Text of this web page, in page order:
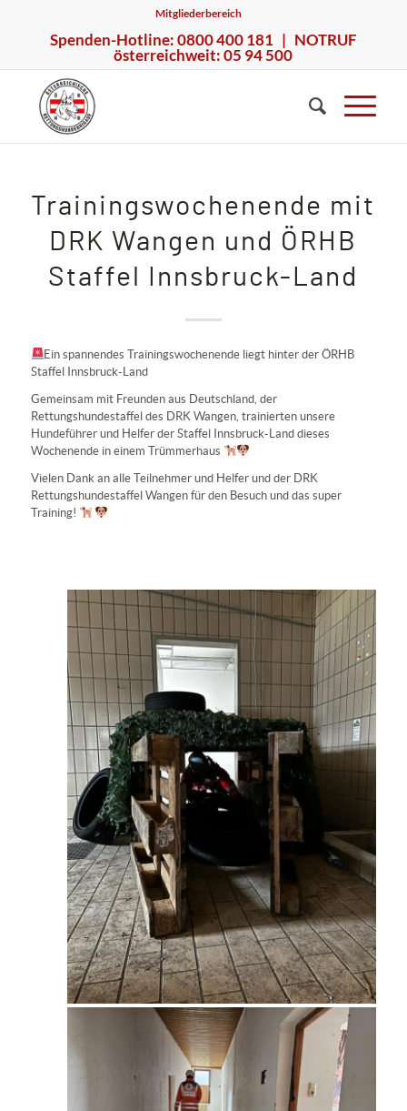
Mitgliederbereich
Spenden-Hotline: 0800 400 181 | NOTRUF
österreichweit: 05 94 500
Trainingswochenende mit
DRK Wangen und ÖRHB
Staffel Innsbruck-Land
Ein spannendes Trainingswochenende liegt hinter der ÖRHB
Staffel Innsbruck-Land
Gemeinsam mit Freunden aus Deutschland, der
Rettungshundestaffel des DRK Wangen, trainierten unsere
Hundeführer und Helfer der Staffel Innsbruck-Land dieses
Wochenende in einem Trümmerhaus
Vielen Dank an alle Teilnehmer und Helfer und der DRK
Rettungshundestaffel Wangen für den Besuch und das super
Training!